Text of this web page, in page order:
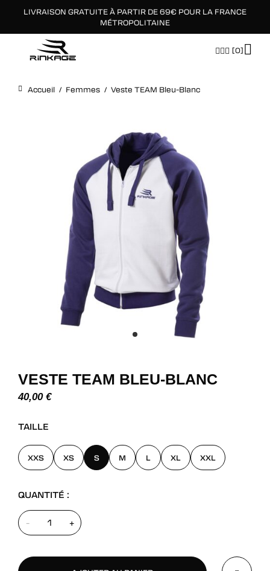
LIVRAISON GRATUITE À PARTIR DE 69€ POUR LA FRANCE
MÉTROPOLITAINE
[0]
Accueil / Femmes / Veste TEAM Bleu-Blanc
VESTE TEAM BLEU-BLANC
40,00 €
TAILLE
XXS XS S M L XL XXL
QUANTITÉ :
- +